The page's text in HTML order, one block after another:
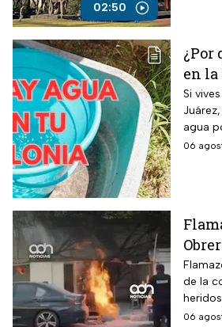
02:50
¿Por
en
Si
agua
06
de la
06